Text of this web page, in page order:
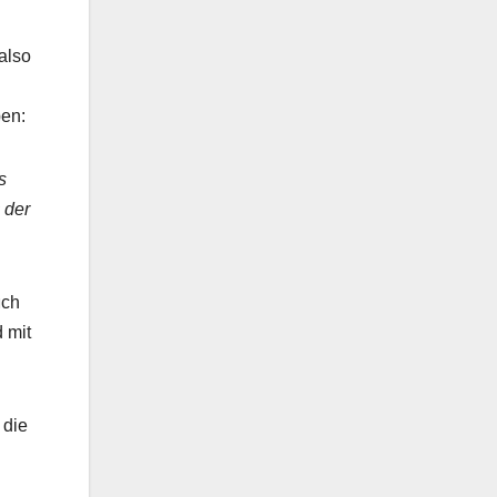
der
mit
die